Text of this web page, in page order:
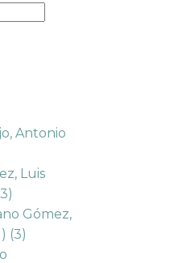
Antonio
Luis
Gómez,
(3)